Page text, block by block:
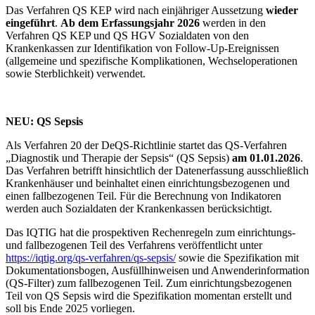
Das Verfahren QS KEP wird nach einjähriger Aussetzung wieder
eingeführt. Ab dem Erfassungsjahr 2026 werden in den
Verfahren QS KEP und QS HGV Sozialdaten von den
Krankenkassen zur Identifikation von Follow-Up-Ereignissen
(allgemeine und spezifische Komplikationen, Wechseloperationen
sowie Sterblichkeit) verwendet.
NEU: QS Sepsis
Als Verfahren 20 der DeQS-Richtlinie startet das QS-Verfahren
„Diagnostik und Therapie der Sepsis“ (QS Sepsis) am 01.01.2026.
Das Verfahren betrifft hinsichtlich der Datenerfassung ausschließlich
Krankenhäuser und beinhaltet einen einrichtungsbezogenen und
einen fallbezogenen Teil. Für die Berechnung von Indikatoren
werden auch Sozialdaten der Krankenkassen berücksichtigt.
Das IQTIG hat die prospektiven Rechenregeln zum einrichtungs-
und fallbezogenen Teil des Verfahrens veröffentlicht unter
https://iqtig.org/qs-verfahren/qs-sepsis/sowie die Spezifikation mit
Dokumentationsbogen, Ausfüllhinweisen und Anwenderinformation
(QS-Filter) zum fallbezogenen Teil. Zum einrichtungsbezogenen
Teil von QS Sepsis wird die Spezifikation momentan erstellt und
soll bis Ende 2025 vorliegen.